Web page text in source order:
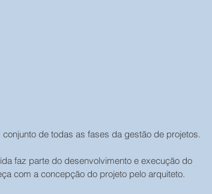
de todas as fases da gestão de projetos.
faz parte do desenvolvimento e execução do
com a concepção do projeto pelo arquiteto.